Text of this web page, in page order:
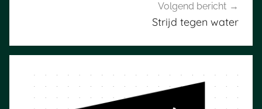
Volgend bericht
Strijd tegen water